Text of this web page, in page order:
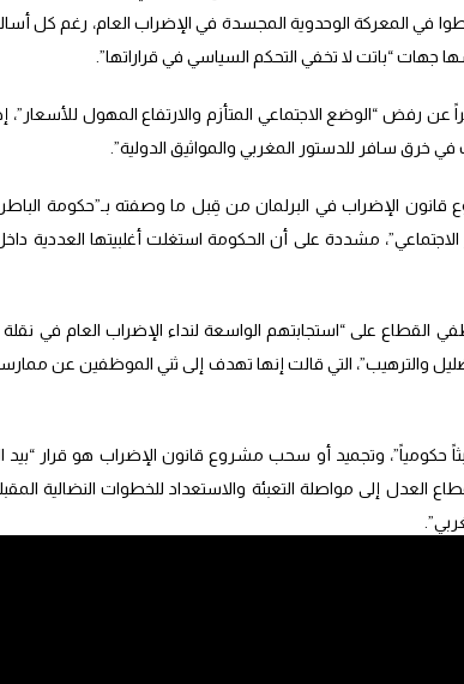
في المعركة الوحدوية المجسدة في الإضراب العام، رغم كل
جهات “باتت لا تخفي التحكم السياسي في قراراتها”.
رفض “الوضع الاجتماعي المتأزم والارتفاع المهول للأسعار”،
في خرق سافر للدستور المغربي والمواثيق الدولية”.
قانون الإضراب في البرلمان من قِبل ما وصفته بـ”حكومة
الاجتماعي”، مشددة على أن الحكومة استغلت أغلبيتها العددية
القطاع على “استجابتهم الواسعة لنداء الإضراب العام في نقلة
والترهيب”، التي قالت إنها تهدف إلى ثني الموظفين عن
حكومياً”، وتجميد أو سحب مشروع قانون الإضراب هو قرار “بيد
العدل إلى مواصلة التعبئة والاستعداد للخطوات النضالية
والاتحاد الوطني للشغل بالمغرب، والمنظمة الديمقراطية